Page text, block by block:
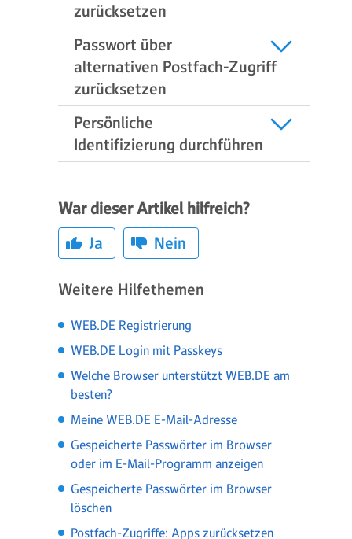
zurücksetzen
Passwort über
alternativen Postfach-Zugriff
zurücksetzen
Persönliche
Identifizierung durchführen
War dieser Artikel hilfreich?
Ja
Nein
Weitere Hilfethemen
WEB.DE Registrierung
WEB.DE Login mit Passkeys
Welche Browser unterstützt WEB.DE am
besten?
Meine WEB.DE E-Mail-Adresse
Gespeicherte Passwörter im Browser
oder im E-Mail-Programm anzeigen
Gespeicherte Passwörter im Browser
löschen
Postfach-Zugriffe: Apps zurücksetzen